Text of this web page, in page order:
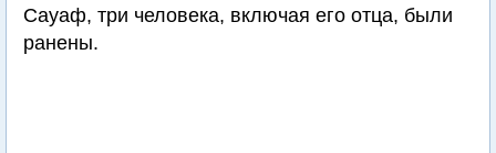
Сауаф, три человека, включая его отца, были
ранены.